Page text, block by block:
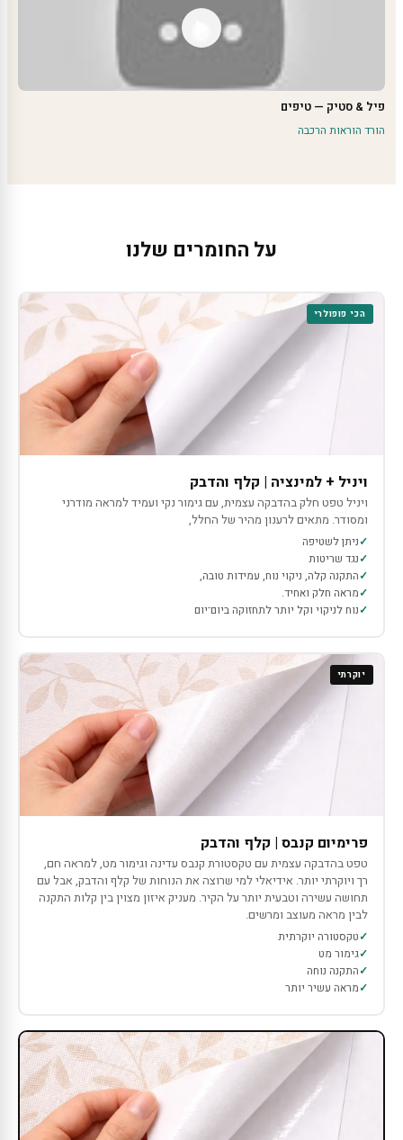
פיל & סטיק — טיפים
הורד הוראות הרכבה
על החומרים שלנו
הכי פופולרי
ויניל + למינציה | קלף והדבק
ויניל טפט חלק בהדבקה עצמית, עם גימור נקי ועמיד למראה מודרני
ומסודר. מתאים לרענון מהיר של החלל,
ניתן לשטיפה
נגד שריטות
התקנה קלה, ניקוי נוח, עמידות טובה,
מראה חלק ואחיד.
נוח לניקוי וקל יותר לתחזוקה ביום־יום
יוקרתי
פרימיום קנבס | קלף והדבק
טפט בהדבקה עצמית עם טקסטורת קנבס עדינה וגימור מט, למראה חם,
רך ויוקרתי יותר. אידיאלי למי שרוצה את הנוחות של קלף והדבק, אבל עם
תחושה עשירה וטבעית יותר על הקיר. מעניק איזון מצוין בין קלות התקנה
לבין מראה מעוצב ומרשים.
טקסטורה יוקרתית
גימור מט
התקנה נוחה
מראה עשיר יותר